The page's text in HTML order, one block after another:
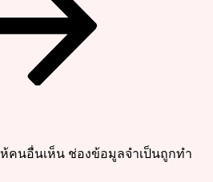
น้อย
คนอื่นเห็น ช่องข้อมูลจำเป็นถูกทำ